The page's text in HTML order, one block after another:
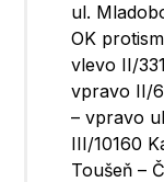
ul.
OK
vlevo II/
vpravo II/
– vpravo
III/10160
Toušeň –